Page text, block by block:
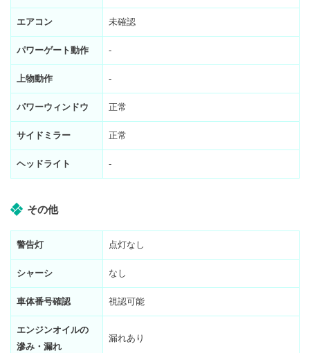
エアコン 未確認
パワーゲート動作 -
上物動作 -
パワーウィンドウ 正常
サイドミラー 正常
ヘッドライト -
その他
警告灯 点灯なし
シャーシ なし
車体番号確認 視認可能
エンジンオイルの
滲み・漏れ
漏れあり